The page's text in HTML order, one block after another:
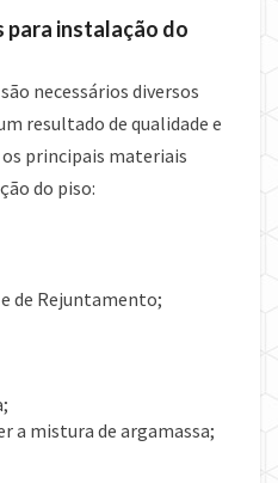
para instalação do
necessários diversos
resultado de qualidade e
principais materiais
do piso:
de Rejuntamento;
a mistura de argamassa;